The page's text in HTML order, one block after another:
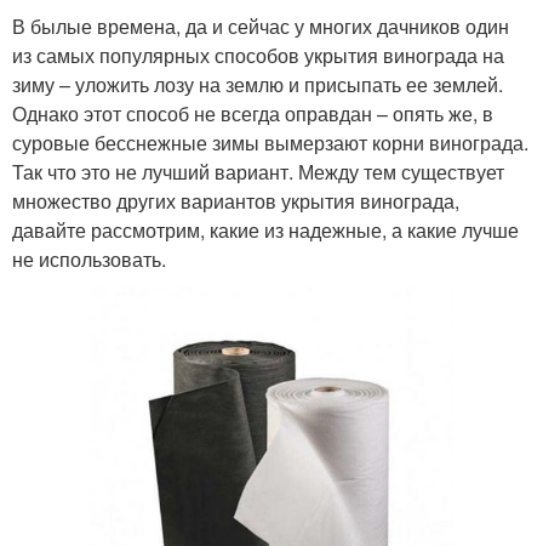
В былые времена, да и сейчас у многих дачников один
из самых популярных способов укрытия винограда на
зиму – уложить лозу на землю и присыпать ее землей.
Однако этот способ не всегда оправдан – опять же, в
суровые бесснежные зимы вымерзают корни винограда.
Так что это не лучший вариант. Между тем существует
множество других вариантов укрытия винограда,
давайте рассмотрим, какие из надежные, а какие лучше
не использовать.